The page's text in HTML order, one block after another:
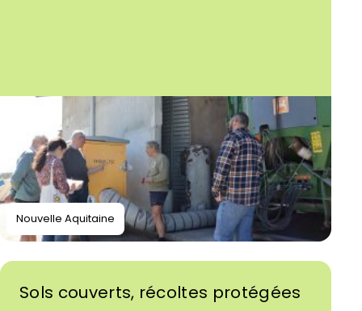
Nouvelle Aquitaine
Sols couverts, récoltes protégées